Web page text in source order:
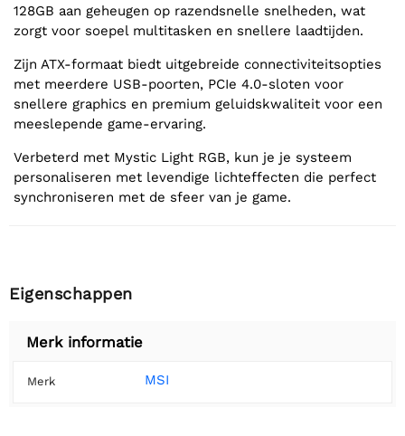
128GB aan geheugen op razendsnelle snelheden, wat
zorgt voor soepel multitasken en snellere laadtijden.
Zijn ATX-formaat biedt uitgebreide connectiviteitsopties
met meerdere USB-poorten, PCIe 4.0-sloten voor
snellere graphics en premium geluidskwaliteit voor een
meeslepende game-ervaring.
Verbeterd met Mystic Light RGB, kun je je systeem
personaliseren met levendige lichteffecten die perfect
synchroniseren met de sfeer van je game.
Eigenschappen
Merk informatie
Merk MSI